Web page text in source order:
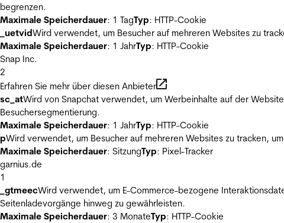
begrenzen.
Maximale Speicherdauer: 1 TagTyp: HTTP-Cookie
_uetvidWird verwendet, um Besucher auf mehreren Websites zu
Maximale Speicherdauer: 1 JahrTyp: HTTP-Cookie
Snap Inc.
2
Erfahren Sie mehr über diesen Anbieter
sc_atWird von Snapchat verwendet, um Werbeinhalte auf der
Besuchersegmentierung.
Maximale Speicherdauer: 1 JahrTyp: HTTP-Cookie
pWird verwendet, um Besucher auf mehreren Websites zu tracken,
Maximale Speicherdauer: SitzungTyp: Pixel-Tracker
garnius.de
1
_gtmeecWird verwendet, um E-Commerce-bezogene
Seitenladevorgänge hinweg zu gewährleisten.
Maximale Speicherdauer: 3 MonateTyp: HTTP-Cookie